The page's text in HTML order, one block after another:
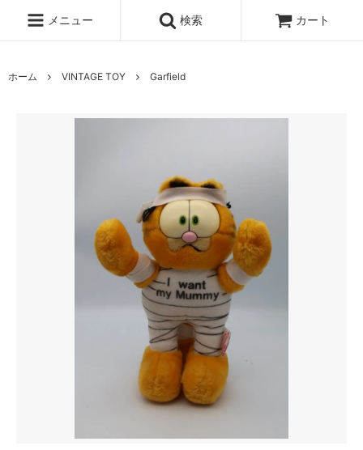
メニュー 検索 カート
ホーム VINTAGE TOY Garfield